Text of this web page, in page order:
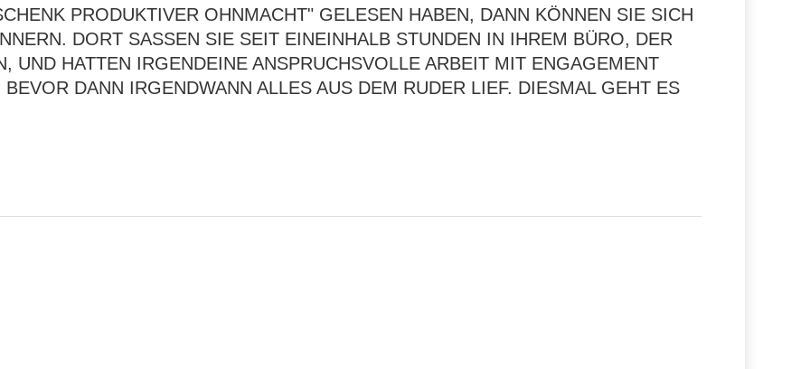
PRODUKTIVER OHNMACHT" GELESEN HABEN, DANN KÖNNEN SIE SICH
DORT SASSEN SIE SEIT EINEINHALB STUNDEN IN IHREM BÜRO, DER S
HATTEN IRGENDEINE ANSPRUCHSVOLLE ARBEIT MIT ENGAGEMENT U
DANN IRGENDWANN ALLES AUS DEM RUDER LIEF. DIESMAL GEHT ES U